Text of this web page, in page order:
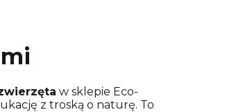
w sklepie Eco-
z troską o naturę. To